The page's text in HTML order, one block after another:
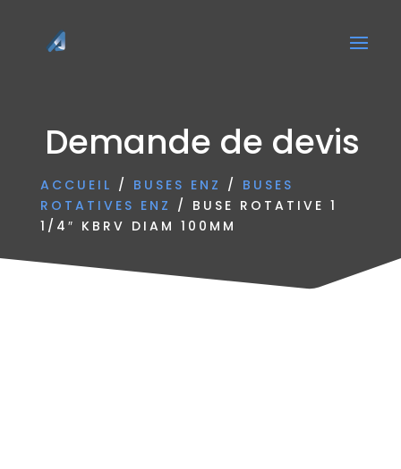
Demande de devis
ACCUEIL / BUSES ENZ / BUSES
ROTATIVES ENZ / BUSE ROTATIVE 1
1/4″ KBRV DIAM 100MM